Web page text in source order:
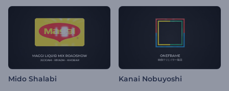
Mido Shalabi Kanai Nobuyoshi